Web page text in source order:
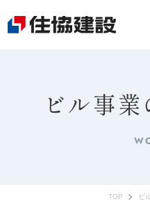
ビル事
TOP ビ